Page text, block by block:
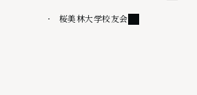
桜美林大学校友会外部リンク